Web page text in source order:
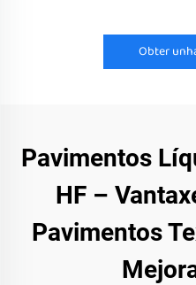
Obter
Pavimentos
HF –
Pavimentos